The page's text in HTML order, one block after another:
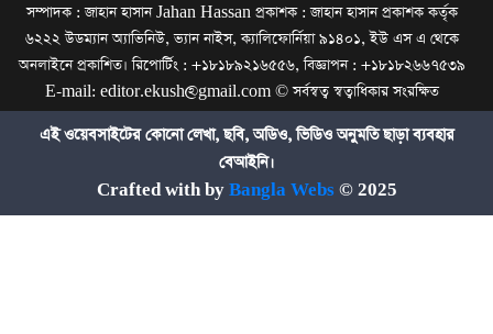
সম্পাদক : জাহান হাসান Jahan Hassan প্রকাশক : জাহান হাসান প্রকাশক কর্তৃক
৬২২২ উডম্যান অ্যাভিনিউ, ভ্যান নাইস, ক্যালিফোর্নিয়া ৯১৪০১, ইউ এস এ থেকে
অনলাইনে প্রকাশিত। রিপোর্টিং : +১৮১৮৯২১৬৫৫৬, বিজ্ঞাপন : +১৮১৮২৬৬৭৫৩৯
E-mail: editor.ekush@gmail.com © সর্বস্বত্ব স্বত্বাধিকার সংরক্ষিত
এই ওয়েবসাইটের কোনো লেখা, ছবি, অডিও, ভিডিও অনুমতি ছাড়া ব্যবহার
বেআইনি।
Crafted with by Bangla Webs© 2025